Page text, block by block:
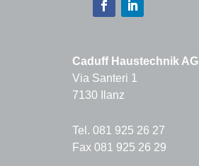
Caduff Haustechnik AG
Via Santeri 1
7130 Ilanz
Tel. 081 925 26 27
Fax 081 925 26 29